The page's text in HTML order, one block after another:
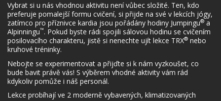
Vybrat si u nás vhodnou aktivitu není vůbec složité. Ten, kdo
preferuje pomalejší formu cvičení, si přijde na své v lekcích jógy,
zatímco pro příznivce kardia jsou pořádány hodiny Jumpingu® a
Alpinningu™. Pokud byste rádi spojili sálovou hodinu se cvičením
posilovacího charakteru, jistě si nenechte ujít lekce TRX® nebo
kruhové tréninky.
Nebojte se experimentovat a přijďte si k nám vyzkoušet, co
bude bavit právě vás! S výběrem vhodné aktivity vám rád
kdykoliv pomůže i náš personál.
Lekce probíhají ve 2 moderně vybavených, klimatizovaných